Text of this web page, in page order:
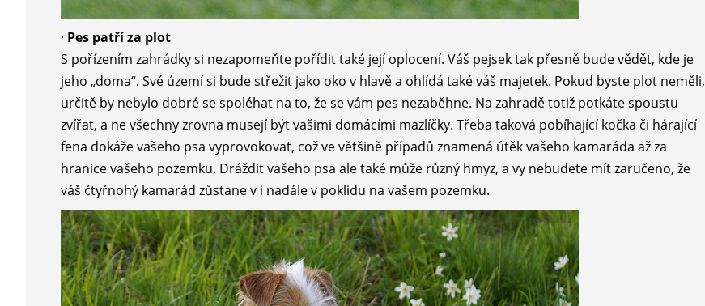
· Pes patří za plot
S pořízením zahrádky si nezapomeňte pořídit také její oplocení. Váš pejsek tak přesně bude vědět, kde je
jeho „doma“. Své území si bude střežit jako oko v hlavě a ohlídá také váš majetek. Pokud byste plot neměli,
určitě by nebylo dobré se spoléhat na to, že se vám pes nezaběhne. Na zahradětotiž potkáte spoustu
zvířat, a ne všechny zrovna musejí být vašimi domácími mazlíčky. Třeba taková pobíhající kočka či hárající
fena dokáže vašeho psa vyprovokovat, což ve většině případů znamená útěk vašeho kamaráda až za
hranice vašeho pozemku. Dráždit vašeho psa ale také může různý hmyz, a vy nebudete mít zaručeno, že
váš čtyřnohý kamarád zůstane v i nadále v poklidu na vašem pozemku.